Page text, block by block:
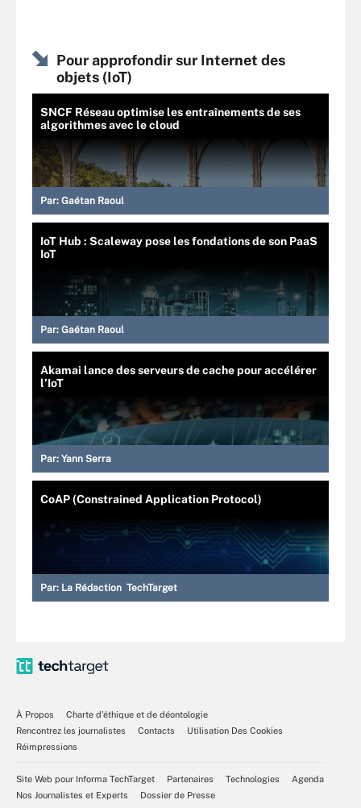
Pour approfondir sur Internet des
objets (IoT)
SNCF Réseau optimise les entraînements de ses
algorithmes avec le cloud
Par: Gaétan Raoul
IoT Hub : Scaleway pose les fondations de son PaaS
IoT
Par: Gaétan Raoul
Akamai lance des serveurs de cache pour accélérer
l’IoT
Par: Yann Serra
CoAP (Constrained Application Protocol)
Par: La Rédaction TechTarget
À Propos
Charte d’éthique et de déontologie
Rencontrez les journalistes
Contacts
Utilisation Des Cookies
Réimpressions
Site Web pour Informa TechTarget Partenaires Technologies
Agenda
Nos Journalistes et Experts
Dossier de Presse